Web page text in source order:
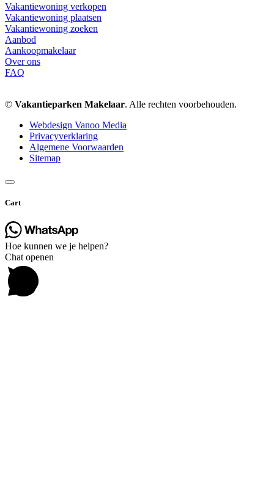
Vakantiewoning verkopen
Vakantiewoning plaatsen
Vakantiewoning zoeken
Aanbod
Aankoopmakelaar
Over ons
FAQ
© Vakantieparken Makelaar. Alle rechten voorbehouden.
Webdesign Vanoo Media
Privacyverklaring
Algemene Voorwaarden
Sitemap
Cart
Hoe kunnen we je helpen?
Chat openen